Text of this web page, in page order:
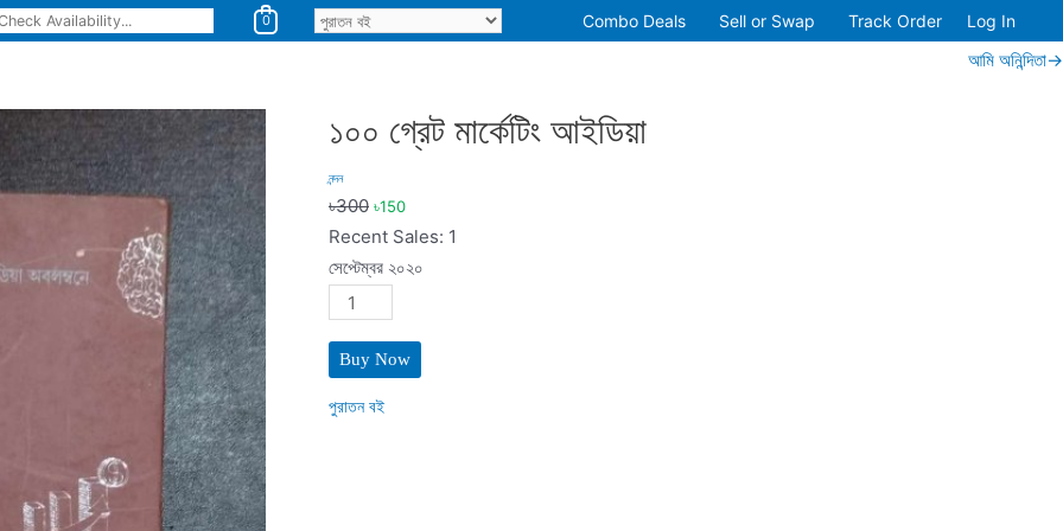
0 Combo Deals Sell or Swap Track Order Log In
আমি অনিন্দিতা→
১০০ গ্রেট মার্কেটিং আইডিয়া
নন্দন
৳300 ৳150
Recent Sales: 1
সেপ্টেম্বর ২০২০
১০০
গ্রেট
মার্কেটিং
আইডিয়া
quantity
Buy Now
পুরাতন বই